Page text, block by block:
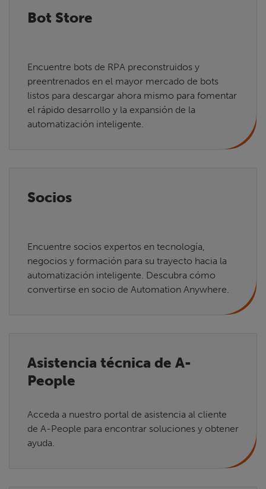
Bot Store
Encuentre bots de RPA preconstruidos y
preentrenados en el mayor mercado de bots
listos para descargar ahora mismo para fomentar
el rápido desarrollo y la expansión de la
automatización inteligente.
Socios
Encuentre socios expertos en tecnología,
negocios y formación para su trayecto hacia la
automatización inteligente. Descubra cómo
convertirse en socio de Automation Anywhere.
Asistencia técnica de A-
People
Acceda a nuestro portal de asistencia al cliente
de A-People para encontrar soluciones y obtener
ayuda.